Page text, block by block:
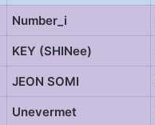
Number_i
KEY (SHINee)
JEON SOMI
Unevermet